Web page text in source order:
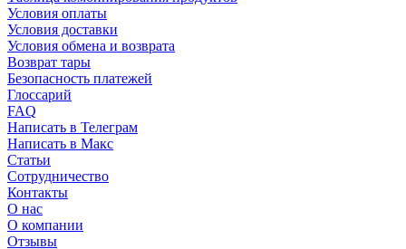
Условия оплаты
Условия доставки
Условия обмена и возврата
Возврат тары
Безопасность платежей
Глоссарий
FAQ
Написать в Телеграм
Написать в Макс
Статьи
Сотрудничество
Контакты
О нас
О компании
Отзывы